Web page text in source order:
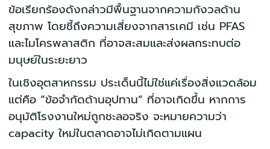
ข้อเรียกร้องดังกล่าวมีพื้นฐานจากความกังวลด้าน
สุขภาพ โดยชี้ถึงความเสี่ยงจากสารเคมี เช่น PFAS
และไมโครพลาสติก ที่อาจสะสมและส่งผลกระทบต่อ
มนุษย์ในระยะยาว
ในเชิงอุตสาหกรรม ประเด็นนี้ไม่ใช่แค่เรื่องสิ่งแวดล้อม
แต่คือ “ข้อจำกัดด้านอุปทาน” ที่อาจเกิดขึ้น หากการ
อนุมัติโรงงานใหม่ถูกชะลอจริง จะหมายความว่า
capacity ใหม่ในตลาดอาจไม่เกิดตามแผน